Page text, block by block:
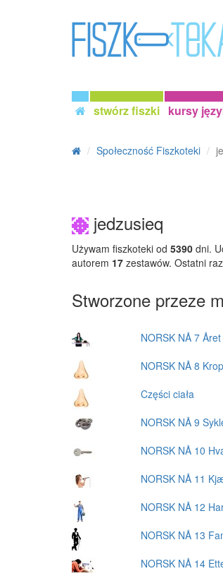
stwórz fiszki kursy
Społeczność Fiszkoteki
jedzusieq
Używam fiszkoteki od 5390 dni.
autorem 17 zestawów. Ostatni
Stworzone przeze
NORSK NÅ 7
NORSK NÅ 8
Części ciała
NORSK NÅ 9
NORSK NÅ 10
NORSK NÅ 11
NORSK NÅ 12
NORSK NÅ 13
NORSK NÅ 14